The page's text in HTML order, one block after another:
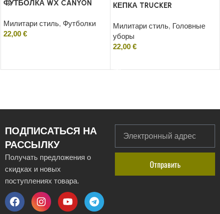
ФУТБОЛКА WX CANYON
Милитари стиль, Футболки
22,00 €
КЕПКА TRUCKER
Милитари стиль, Головные
уборы
22,00 €
ПОДПИСАТЬСЯ НА
РАССЫЛКУ
Получать предложения о
скидках и новых
поступлениях товара.
Отправить